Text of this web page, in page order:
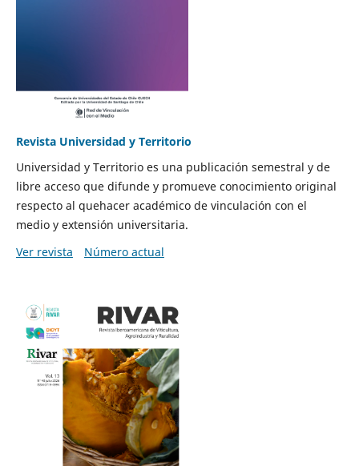
Revista Universidad y Territorio
Universidad y Territorio es una publicación semestral y de
libre acceso que difunde y promueve conocimiento original
respecto al quehacer académico de vinculación con el
medio y extensión universitaria.
Ver revista
Número actual